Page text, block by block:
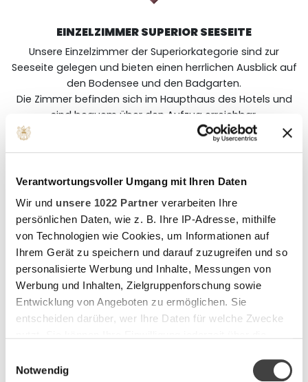
Verantwortungsvoller Umgang mit Ihren Daten
Wir und unsere 1022 Partner verarbeiten Ihre
persönlichen Daten, wie z. B. Ihre IP-Adresse, mithilfe
von Technologien wie Cookies, um Informationen auf
Ihrem Gerät zu speichern und darauf zuzugreifen und so
personalisierte Werbung und Inhalte, Messungen von
Werbung und Inhalten, Zielgruppenforschung sowie
Entwicklung von Angeboten zu ermöglichen. Sie
entscheiden darüber, wer Ihre Daten für welche Zwecke
Trigger Symbol ändern oder widerrufen
Notwendig
EINZELZIMMER SUPERIOR SEESEITE
Unsere Einzelzimmer der Superiorkategorie sind zur
Seeseite gelegen und bieten einen herrlichen Ausblick auf
den Bodensee und den Badgarten.
Die Zimmer befinden sich im Haupthaus des Hotels und
sind bequem über den Aufzug erreichbar.
Alle Zimmer verfügen über ein Badezimmer mit Dusche.
Die Größe der Zimmer beträgt ungefähr 15-20 m².
Ausblick über den Kurgarten, sowie einen weitläufigen
Blick über den Bodensee. Durch die geräumige Art bietet
es viel Raum für Entspannung.
Alle unsere Zimmer sind Nichtraucherzimmer.
Zimmerbeispiel